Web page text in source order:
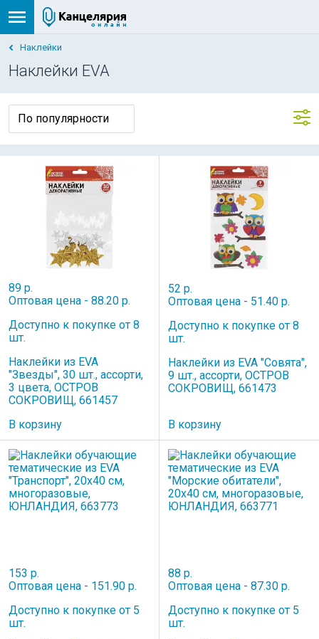
Наклейки
Наклейки EVA
89 р.
Оптовая цена - 88.20 р.
Доступно к покупке от 8
шт.
Наклейки из EVA
"Звезды", 30 шт., ассорти,
3 цвета, ОСТРОВ
СОКРОВИЩ, 661457
В корзину
52 р.
Оптовая цена - 51.40 р.
Доступно к покупке от 8
шт.
Наклейки из EVA "Совята",
9 шт., ассорти, ОСТРОВ
СОКРОВИЩ, 661473
В корзину
153 р.
Оптовая цена - 151.90 р.
Доступно к покупке от 5
шт.
88 р.
Оптовая цена - 87.30 р.
Доступно к покупке от 5
шт.